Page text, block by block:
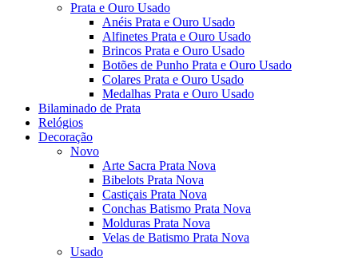
Prata e Ouro Usado
Anéis Prata e Ouro Usado
Alfinetes Prata e Ouro Usado
Brincos Prata e Ouro Usado
Botões de Punho Prata e Ouro Usado
Colares Prata e Ouro Usado
Medalhas Prata e Ouro Usado
Bilaminado de Prata
Relógios
Decoração
Novo
Arte Sacra Prata Nova
Bibelots Prata Nova
Castiçais Prata Nova
Conchas Batismo Prata Nova
Molduras Prata Nova
Velas de Batismo Prata Nova
Usado